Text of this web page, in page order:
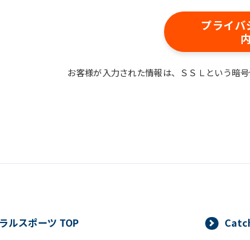
個人を特定できないよう加工したうえでの統計的なデータの作成
個人情報の管理
いたします。
プライバ
お客様が入力された情報は、ＳＳＬという暗
ルスポーツ TOP